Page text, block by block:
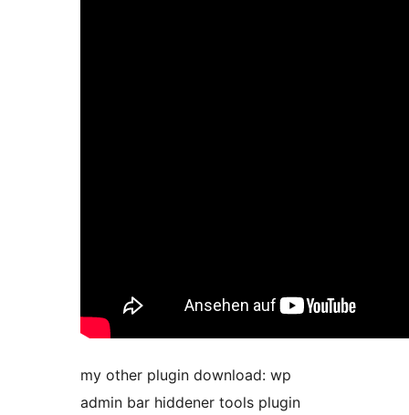
my other plugin download: wp
admin bar hiddener tools plugin